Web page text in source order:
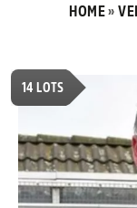
HOME»
14 LOTS